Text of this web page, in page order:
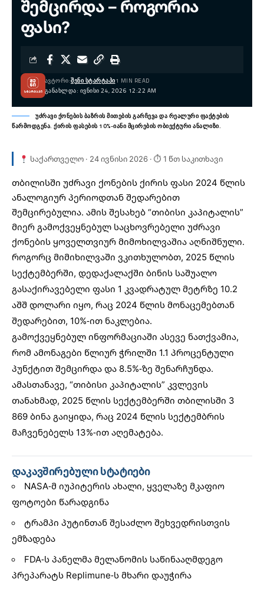
შემცირდა – როგორია
ფასი?
ᲒᲐᲜᲐᲮᲚᲓᲐ: ᲘᲕᲜᲘᲡᲘ 24, 2026 12:22 AM
ᲐᲕᲢᲝᲠᲘ:ᲨᲔᲜᲘ ᲡᲢᲐᲠᲢᲐᲞᲘ1 MIN READ
უძრავი ქონების ბაზრის მითების გარჩევა და რეალური ფაქტების
წარმოდგენა. ქირის ფასების 10%-იანი მცირების ობიექტური ანალიზი.
საქართველო · 24 ივნისი 2026 · ⏱ 1 წთ საკითხავი
თბილისში უძრავი ქონების ქირის ფასი 2024 წლის
ანალოგიურ პერიოდთან შედარებით
შემცირებულია. ამის შესახებ “თიბისი კაპიტალის”
მიერ გამოქვეყნებულ საცხოვრებელი უძრავი
ქონების ყოველთვიურ მიმოხილვაშია აღნიშნული.
როგორც მიმიხილვაში ვკითხულობთ, 2025 წლის
სექტემბერში, დედაქალაქში ბინის საშუალო
გასაქირავებელი ფასი 1 კვადრატულ მეტრზე 10.2
აშშ დოლარი იყო, რაც 2024 წლის მონაცემებთან
შედარებით, 10%-ით ნაკლებია.
გამოქვეყნებულ ინფორმაციაში ასევე ნათქვამია,
რომ ამონაგები წლიურ ჭრილში 1.1 პროცენტული
პუნქტით შემცირდა და 8.5%-ზე შენარჩუნდა.
ამასთანავე, “თიბისი კაპიტალის” კვლევის
თანახმად, 2025 წლის სექტემბერში თბილისში 3
869 ბინა გაიყიდა, რაც 2024 წლის სექტემბრის
მაჩვენებელს 13%-ით აღემატება.
დაკავშირებული სტატიები
NASA-მ იუპიტერის ახალი, ყველაზე მკაფიო
ფოტოები წარადგინა
ტრამპი პუტინთან შესაძლო შეხვედრისთვის
ემზადება
FDA-ს პანელმა მელანომის საწინააღმდეგო
პრეპარატს Replimune-ს მხარი დაუჭირა